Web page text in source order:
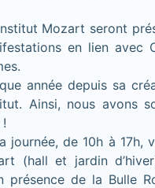
Mozart seront
en lien avec
année depuis sa
Ainsi, nous avons
journée, de 10h à 17h,
(hall et jardin
présence de la Bulle